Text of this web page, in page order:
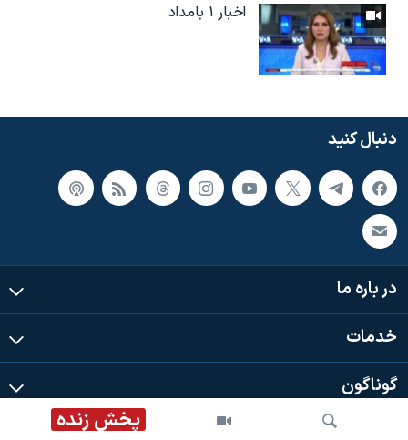
پخش زنده
اخبار ۱ بامداد
دنبال کنید
در باره ما
خدمات
گوناگون